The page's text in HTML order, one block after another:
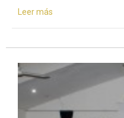
Leer más
Paz
Madre
Tierra